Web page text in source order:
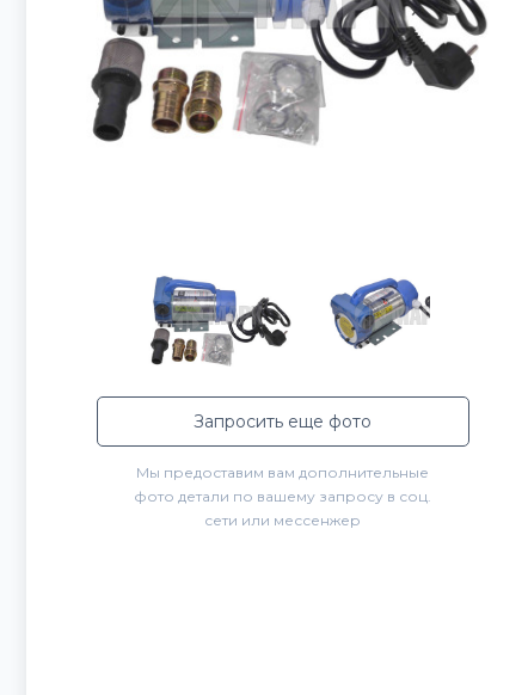
Запросить еще фото
Мы предоставим вам дополнительные
фото детали по вашему запросу в соц.
сети или мессенжер